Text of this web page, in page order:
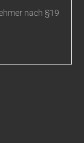
nach §19